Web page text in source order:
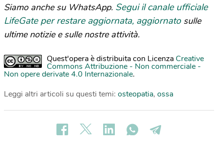
Siamo anche su WhatsApp. Segui il canale ufficiale
LifeGate per restare aggiornata, aggiornato sulle
ultime notizie e sulle nostre attività.
Quest'opera è distribuita con Licenza Creative
Commons Attribuzione - Non commerciale -
Non opere derivate 4.0 Internazionale.
Leggi altri articoli su questi temi: osteopatia, ossa